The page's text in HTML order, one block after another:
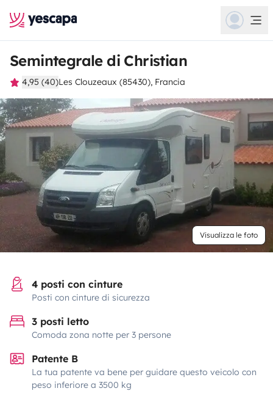
Semintegrale di Christian
4,95 (40)Les Clouzeaux (85430), Francia
Visualizza le foto
4 posti con cinture
Posti con cinture di sicurezza
3 posti letto
Comoda zona notte per 3 persone
Patente B
La tua patente va bene per guidare questo veicolo con
peso inferiore a 3500 kg